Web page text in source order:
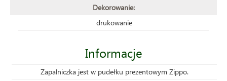
Dekorowanie:
drukowanie
Informacje
Zapalniczka jest w pudełku prezentowym Zippo.